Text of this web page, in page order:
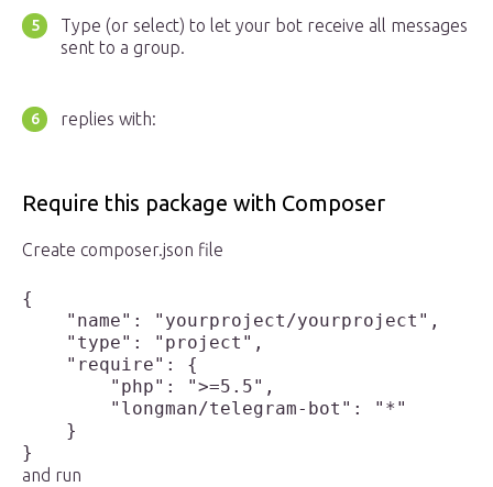
Type (or select) to let your bot receive all messages
sent to a group.
replies with:
Require this package with Composer
Create composer.json file
{
    "name": "yourproject/yourproject",
    "type": "project",
    "require": {
        "php": ">=5.5",
        "longman/telegram-bot": "*"
    }
}
and run